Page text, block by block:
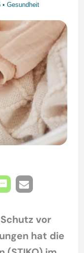
• Gesundheit
vor
hat die